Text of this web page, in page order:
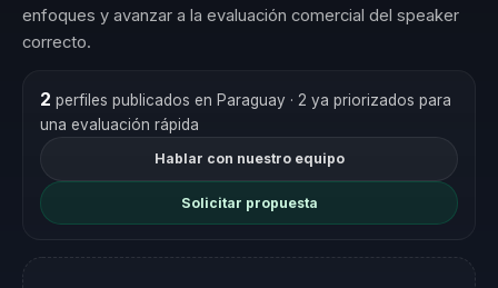
enfoques y avanzar a la evaluación comercial del speaker
correcto.
2 perfiles publicados en Paraguay · 2 ya priorizados para
una evaluación rápida
Hablar con nuestro equipo
Solicitar propuesta